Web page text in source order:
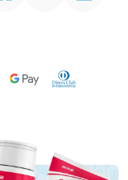
Google PayDiners Club